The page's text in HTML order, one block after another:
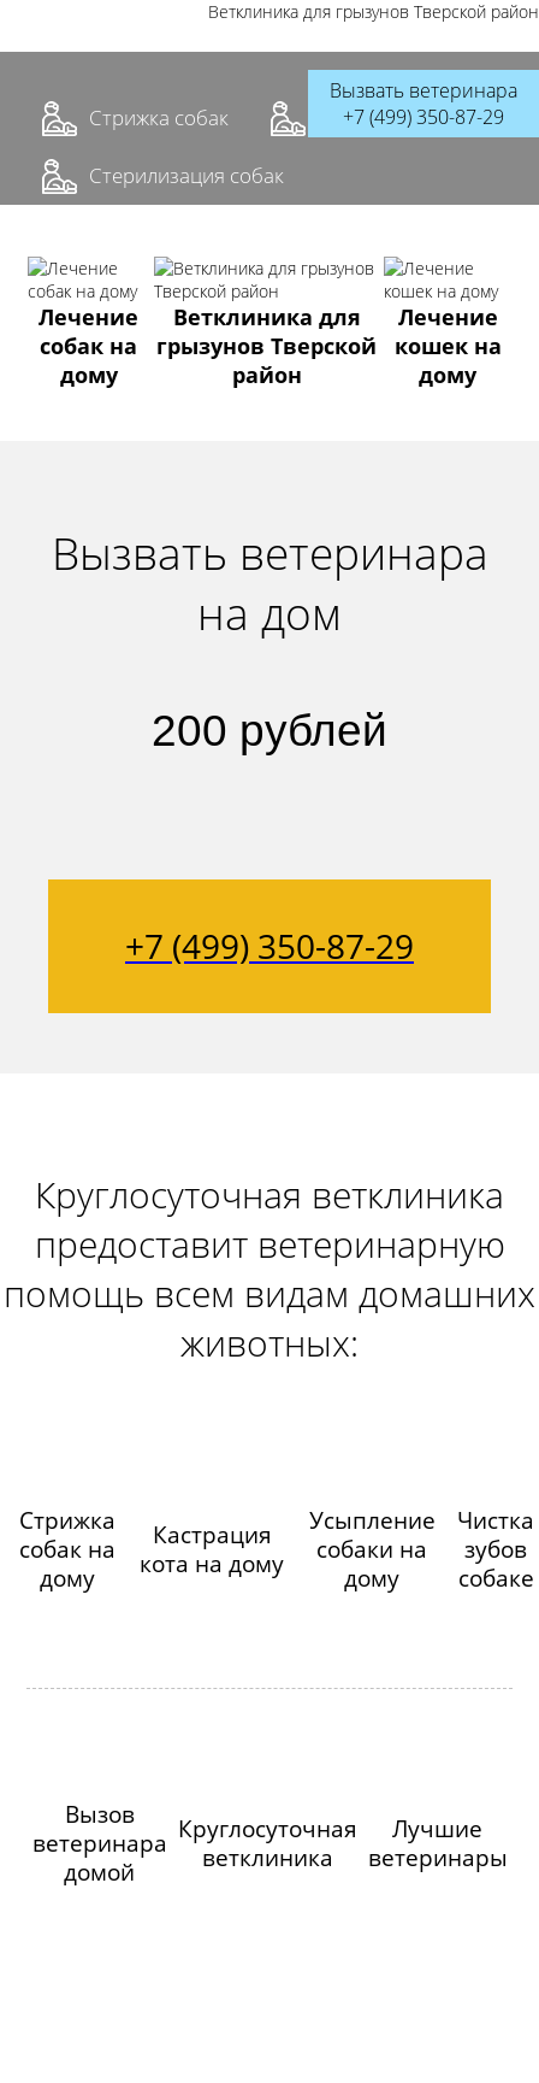
Ветклиника для грызунов Тверской район
Стрижка собак Кастрация котов
Стерилизация собак
Вызвать ветеринара
+7 (499) 350-87-29
Лечение
собак на
дому
Ветклиника для
грызунов Тверской
район
Лечение
кошек на
дому
Вызвать ветеринара
на дом
200 рублей
+7 (499) 350-87-29
Круглосуточная ветклиника
предоставит ветеринарную
помощь всем видам домашних
животных:
Стрижка
собак на
дому
Кастрация
кота на дому
Усыпление
собаки на
дому
Чистка
зубов
собаке
Вызов
ветеринара
домой
Круглосуточная
ветклиника
Лучшие
ветеринары